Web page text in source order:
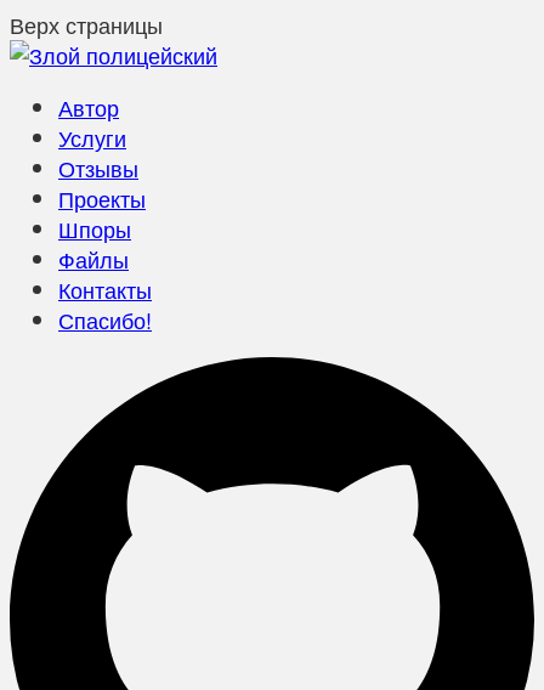
Верх страницы
Автор
Услуги
Отзывы
Проекты
Шпоры
Файлы
Контакты
Спасибо!